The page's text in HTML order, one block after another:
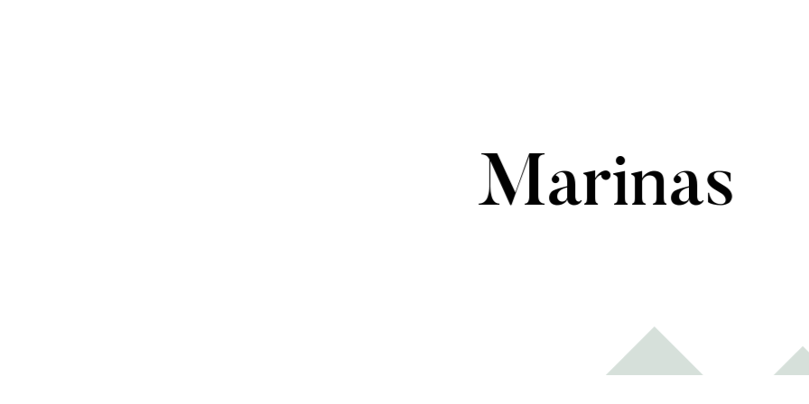
Marinas